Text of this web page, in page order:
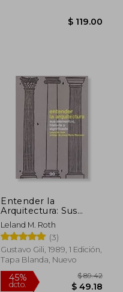
Entender la
Arquitectura: Sus
Elementos, Historia y
Significado
Leland M. Roth
(3)
Gustavo Gili, 1989, 1 Edición,
Tapa Blanda, Nuevo